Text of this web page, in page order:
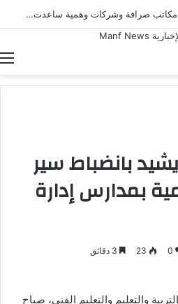
أمريكا تُعلن..تفكـيك شبكة مكاتب صرافة وشركات وهمية ساعدت إيران على تهـريب الأموال
بانضباط سير
بمدارس إدارة
0
23
والتعليم والتعليم الفني، صباح